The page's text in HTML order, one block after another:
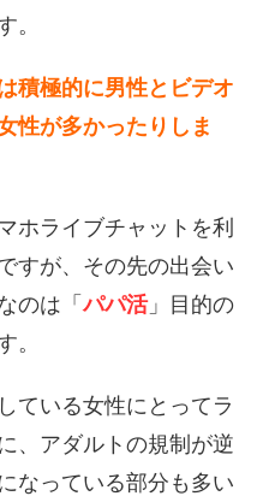
。
積極的に男性とビデオ
性が多かったりしま
ホライブチャットを利
すが、その先の出会い
のは「パパ活」目的の
。
ている女性にとってラ
、アダルトの規制が逆
なっている部分も多い